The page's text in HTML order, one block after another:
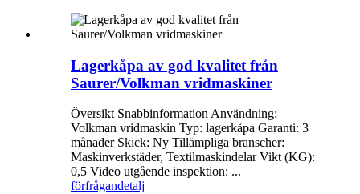
Lagerkåpa av god kvalitet från
Saurer/Volkman vridmaskiner
Översikt Snabbinformation Användning:
Volkman vridmaskin Typ: lagerkåpa Garanti: 3
månader Skick: Ny Tillämpliga branscher:
Maskinverkstäder, Textilmaskindelar Vikt (KG):
0,5 Video utgående inspektion: ...
förfrågandetalj